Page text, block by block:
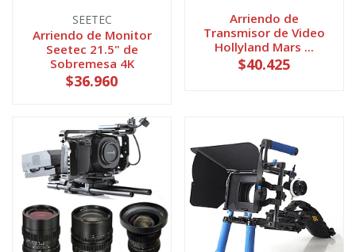
SEETEC
Arriendo de Monitor
Seetec 21.5" de
Sobremesa 4K
$36.960
Arriendo de
Transmisor de Video
Hollyland Mars ...
$40.425